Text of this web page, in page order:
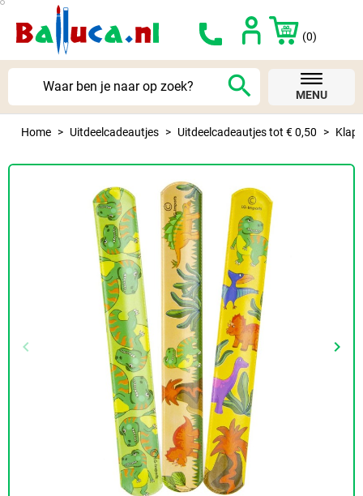
(0)
search MENU
Home Uitdeelcadeautjes Uitdeelcadeautjes tot € 0,50
Vorige
keyboard_arrow_left keyboard_arrow_right